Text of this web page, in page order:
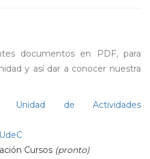
documentos en PDF, para
y así dar a conocer nuestra
de Actividades
Cursos (pronto)